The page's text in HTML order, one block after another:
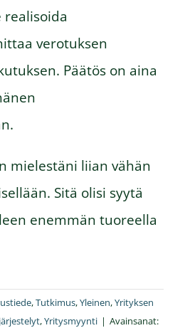
verotuksen
Päätös on aina
mielestäni liian vähän
Sitä olisi syytä
enemmän tuoreella
,Tutkimus,Yleinen,Yrityksen
,Yritysmyynti | Avainsanat: